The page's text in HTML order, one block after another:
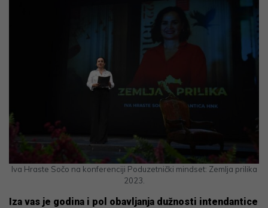
Iva Hraste Sočo na konferenciji Poduzetnički mindset: Zemlja prilika
2023.
Iza vas je godina i pol obavljanja dužnosti intendantice